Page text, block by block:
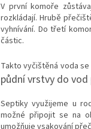
V první komoře
rozkládají. Hrubě
vyhnívání. Do třetí
částic.
Takto vyčištěná voda
půdní vrstvy do vod
Septiky využijeme u
možné připojit se na